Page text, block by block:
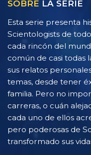
SOBRE LA SERIE
Esta serie presenta
Scientologists de
cada rincón del
común de casi todas
sus relatos
temas, desde tener
familia. Pero no
carreras, o cuán
cada uno de ellos
pero poderosas de
transformado sus